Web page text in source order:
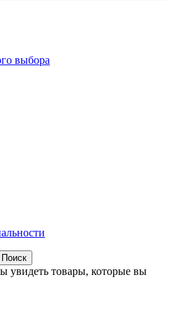
выбора
Поиск
увидеть товары, которые вы